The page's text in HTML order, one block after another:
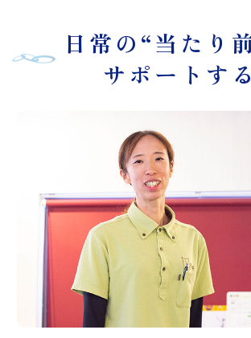
日常の“当たり
サポートする